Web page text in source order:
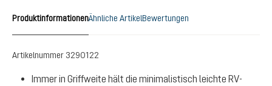
ProduktinformationenÄhnliche ArtikelBewertungen
Artikelnummer 3290122
Immer in Griffweite hält die minimalistisch leichte RV-